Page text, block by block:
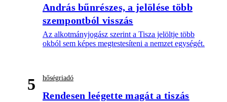
András bűnrészes, a jelölése több
szempontból visszás
Az alkotmányjogász szerint a Tisza jelöltje több
okból sem képes megtestesíteni a nemzet egységét.
5 hőségriadó
Rendesen leégette magát a tiszás